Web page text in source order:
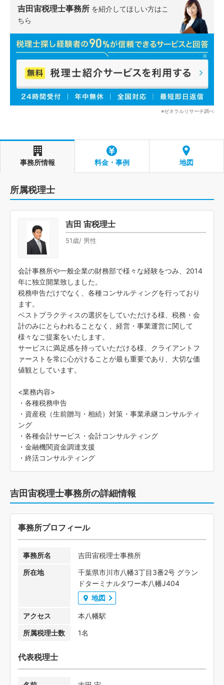
吉田宙税理士事務所 を紹介してほしい方はこ
ちら
※ゼネラルリサーチ調べ
事務所情報 料金・事例 地図
所属税理士
吉田 宙税理士
51歳/ 男性
会計事務所や一般企業の財務部で様々な経験をつみ、2014
年に独立開業致しました。
税務申告だけでなく、各種コンサルティングを行っており
ます。
ベストプラクティスの選択をしていただける様、税務・会
計のみにとらわれることなく、経営・事業運営に関して
様々なご提案をいたします。
サービスに満足感を持っていただける様、クライアントフ
ァーストを常に心がけることが最も重要であり、大切な価
値観としています。
<業務内容>
・各種税務申告
・資産税（生前贈与・相続）対策・事業承継コンサルティ
ング
・各種会計サービス・会計コンサルティング
・金融機関資金調達支援
・終活コンサルティング
吉田宙税理士事務所の詳細情報
事務所プロフィール
事務所名
吉田宙税理士事務所
所在地
千葉県市川市八幡3丁目3番2号 グラン
ドターミナルタワー本八幡J404
地図
アクセス
本八幡駅
所属税理士数
1名
代表税理士